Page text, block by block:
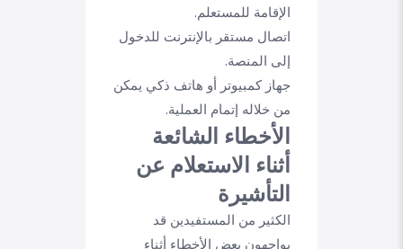
الإقامة للمستعلم.
اتصال مستقر بالإنترنت للدخول
إلى المنصة.
جهاز كمبيوتر أو هاتف ذكي يمكن
من خلاله إتمام العملية.
الأخطاء الشائعة
أثناء الاستعلام عن
التأشيرة
الكثير من المستفيدين قد
يواجهون بعض الأخطاء أثناء